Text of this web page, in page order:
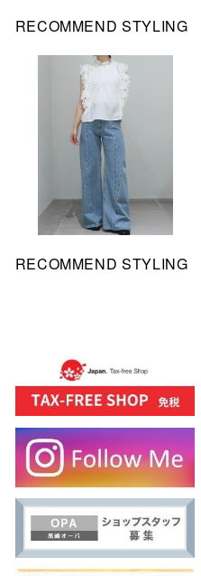
RECOMMEND STYLING
RECOMMEND STYLING